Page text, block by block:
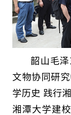
韶山毛
文物协同研
学历史 践行
湘潭大学建